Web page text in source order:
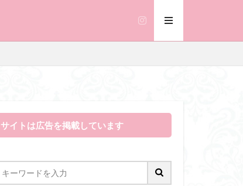
サイトは広告を掲載しています